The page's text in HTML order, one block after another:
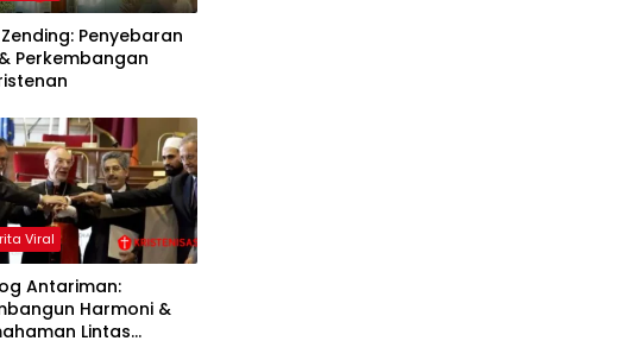
Zending: Penyebaran
Perkembangan
Viral
Antariman:
Harmoni &
Lintas